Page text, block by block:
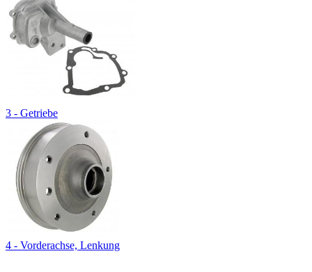
3 - Getriebe
4 - Vorderachse, Lenkung